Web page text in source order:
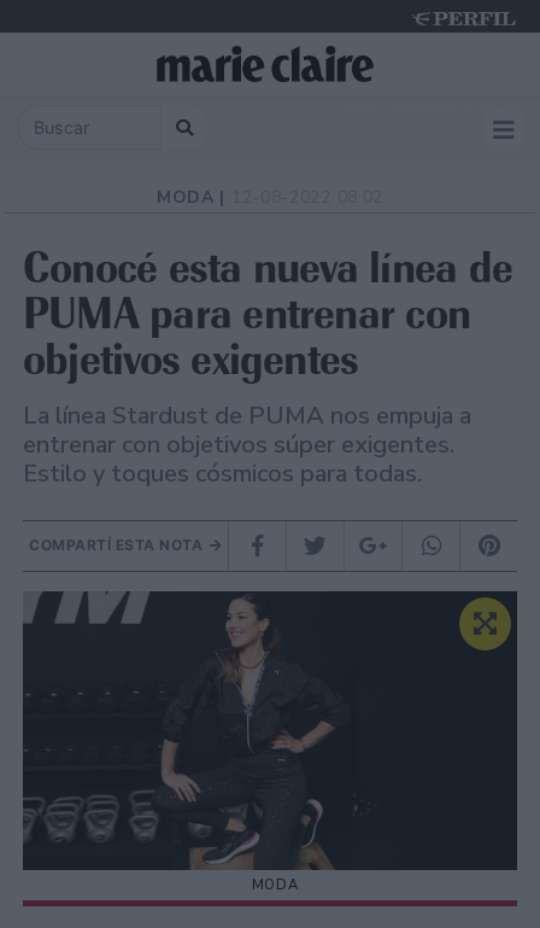
MODA |
Conocé esta nueva línea de
PUMA para entrenar con
objetivos exigentes
La línea Stardust de PUMA nos empuja a
entrenar con objetivos súper exigentes.
Estilo y toques cósmicos para todas.
COMPARTÍ ESTA NOTA
MODA